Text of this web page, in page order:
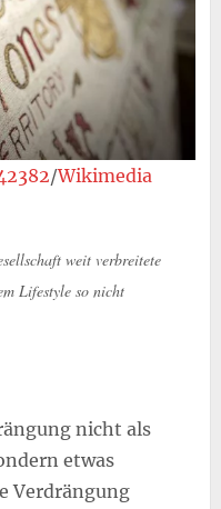
/Wikimedia
weit verbreitete
Lifestyle so nicht
nicht als
etwas
Verdrängung